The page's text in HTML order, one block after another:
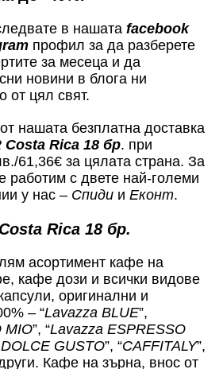
в нашата facebook
профил за да разберете
за месеца и да
новини в блога ни
от цял свят.
нашата безплатна доставка
Rica 18 бр. при
61,36€ за цялата страна. За
работим с двете най-големи
у нас – Спиди и Еконт.
Rica 18 бр.
асортимент кафе на
кафе дози и всички видове
оригинални и
– “Lavazza BLUE”,
MIO”, “Lavazza ESPRESSO
GUSTO”, “CAFFITALY”,
Кафе на зърна, внос от